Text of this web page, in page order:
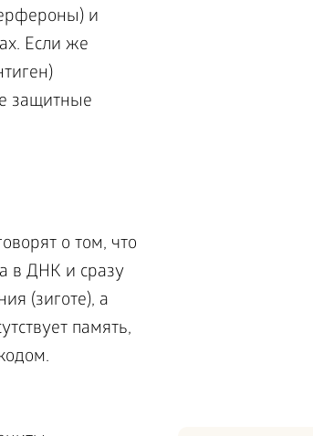
и
Если же
защитные
о том, что
в ДНК и сразу
(зиготе), а
память,